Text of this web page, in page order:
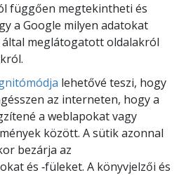
függően megtekintheti és
a Google milyen adatokat
által meglátogatott oldalakról
lehetővé teszi, hogy
az interneten, hogy a
a weblapokat vagy
között. A sütik azonnal
bezárja az
és ‑füleket. A könyvjelzői és